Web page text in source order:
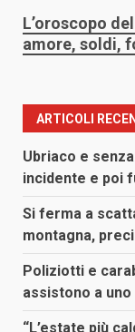
L’oroscopo
amore, soldi,
ARTICOLI
Ubriaco e
incidente e poi
Si ferma a
montagna,
Poliziotti e
assistono a
“L’estate più